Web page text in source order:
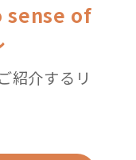
sense of
紹介するリ